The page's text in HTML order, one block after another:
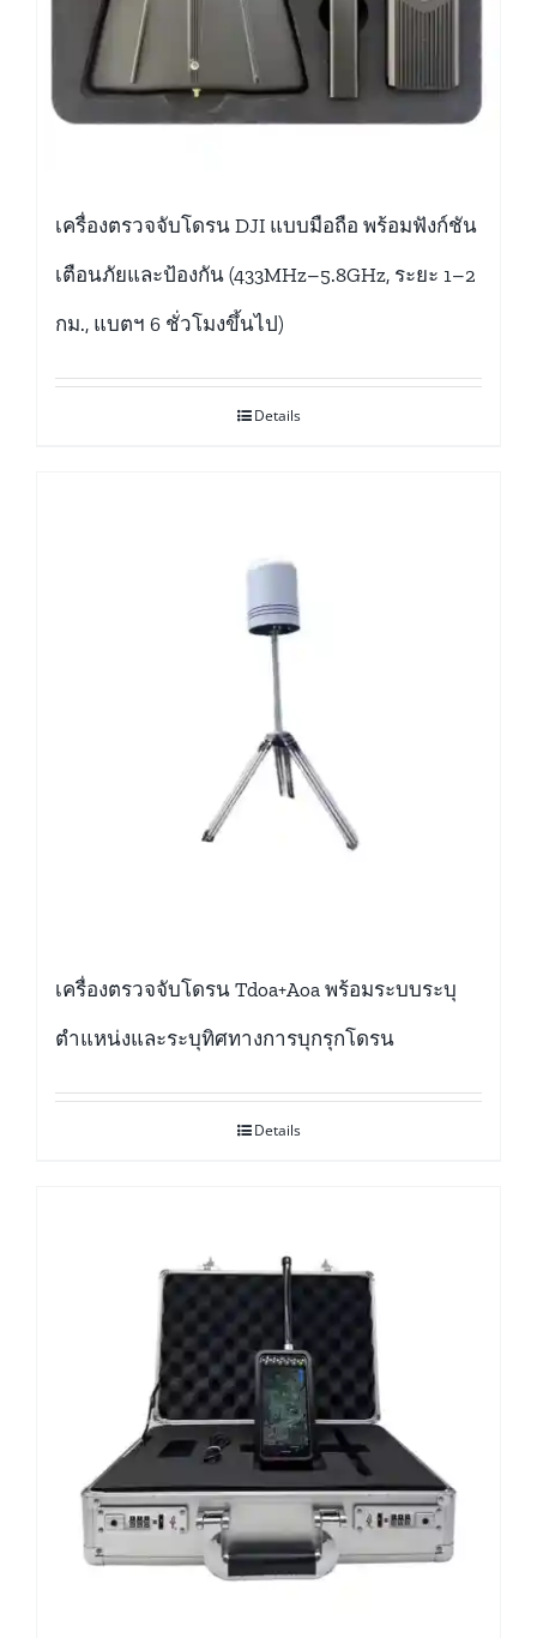
เครื่องตรวจจับโดรน DJI แบบมือถือ พร้อมฟังก์ชัน
เตือนภัยและป้องกัน (433MHz–5.8GHz, ระยะ 1–2
กม., แบตฯ 6 ชั่วโมงขึ้นไป)
Details
เครื่องตรวจจับโดรน Tdoa+Aoa พร้อมระบบระบุ
ตำแหน่งและระบุทิศทางการบุกรุกโดรน
Details